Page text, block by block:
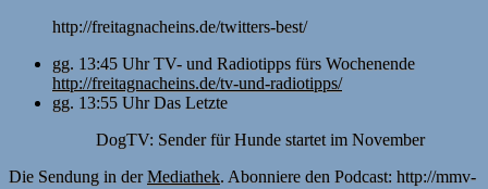
http://freitagnacheins.de/twitters-best/
gg. 13:45 Uhr TV- und Radiotipps fürs Wochenende
http://freitagnacheins.de/tv-und-radiotipps/
gg. 13:55 Uhr Das Letzte
DogTV: Sender für Hunde startet im November
Die Sendung in derMediathek. Abonniere den Podcast: http://mmv-